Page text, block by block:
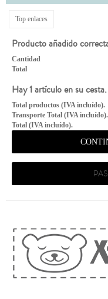
Top enlaces
Producto añadido
Cantidad
Total
Hay 1 artículo en su cesta.
Total productos (IVA incluído).
Transporte Total (IVA incluído).
Total (IVA incluído).